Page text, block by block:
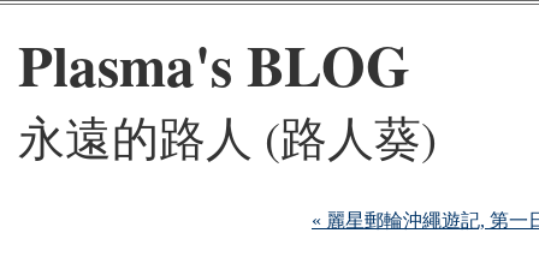
Plasma's BLOG
永遠的路人 (路人葵)
« 麗星郵輪沖繩遊記, 第一